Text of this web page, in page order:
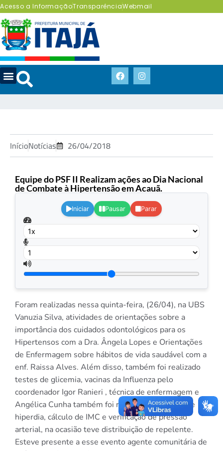
Acesso a InformaçãoTransparênciaWebmail
InícioNotícias 26/04/2018
Equipe do PSF II Realizam ações ao Dia Nacional
de Combate à Hipertensão em Acauã.
Iniciar Pausar Parar
Foram realizadas nessa quinta-feira, (26/04), na UBS
Vanuzia Silva, atividades de orientações sobre a
importância dos cuidados odontológicos para os
Hipertensos com a Dra. Ângela Lopes e Orientações
de Enfermagem sobre hábitos de vida saudável com a
enf. Raissa Alves. Além disso, também foi realizado
testes de glicemia, vacinas da Influenza pelo
coordenador Igor Ranieri , técnica de enfermagem e
Angélica Cunha também foi realizadas consulta de
hiperdia, cálculo de IMC e verificação de pressão
arterial, na ocasião teve distribuição de repelente.
Esteve presente a esse evento agente comunitária de